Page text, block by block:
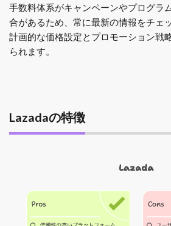
手数料体系がキャンペーンやプログラ
合があるため、常に最新の情報をチェ
計画的な価格設定とプロモーション戦
られます。
Lazadaの特徴